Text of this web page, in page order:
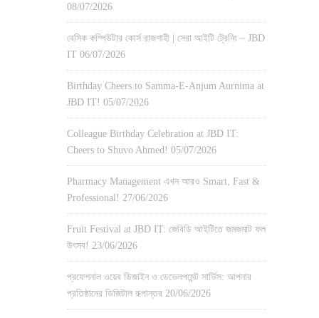
08/07/2026
বেসিক কম্পিউটার কোর্স রাজশাহী | সেরা আইটি ট্রেনিং – JBD
IT 06/07/2026
Birthday Cheers to Samma-E-Anjum Aurnima at
JBD IT! 05/07/2026
Colleague Birthday Celebration at JBD IT:
Cheers to Shuvo Ahmed! 05/07/2026
Pharmacy Management এখন আরও Smart, Fast &
Professional! 27/06/2026
Fruit Festival at JBD IT: জেবিডি আইটিতে জমজমাট ফল
উৎসব! 23/06/2026
প্রফেশনাল ওয়েব ডিজাইন ও ডেভেলপমেন্ট সার্ভিস: আপনার
প্রতিষ্ঠানের ডিজিটাল রূপান্তর 20/06/2026